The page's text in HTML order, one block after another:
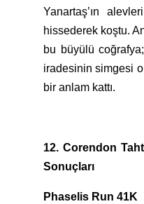
Yanartaş’ın
hissederek koştu.
bu büyülü
iradesinin simgesi
bir anlam kattı.
12. Corendon
Sonuçları
Phaselis Run 41K